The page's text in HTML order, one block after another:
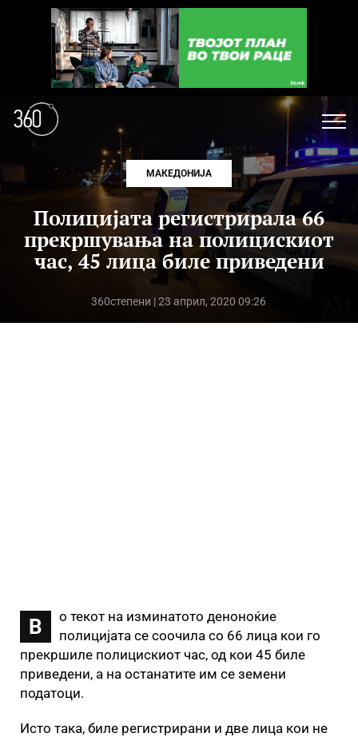
МАКЕДОНИЈА
Полицијата регистрирала 66
прекршувања на полицискиот
час, 45 лица биле приведени
360степени | 23 април, 2020 09:26
В
о текот на изминатото деноноќие
полицијата се соочила со 66 лица кои го
прекршиле полицискиот час, од кои 45 биле
приведени, а на останатите им се земени
податоци.
Исто така, биле регистрирани и две лица кои не